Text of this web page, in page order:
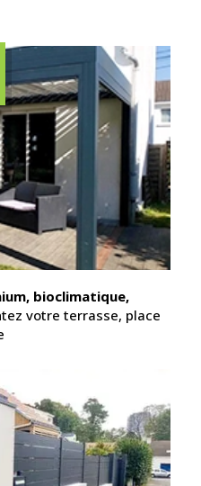
bioclimatique,
votre terrasse, place